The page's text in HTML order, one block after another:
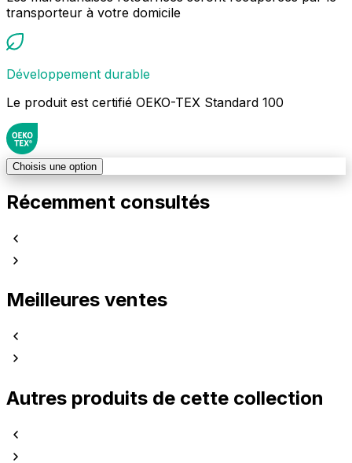
transporteur à votre domicile
Développement durable
Le produit est certifié OEKO-TEX Standard 100
Choisis une option
Récemment consultés
Meilleures ventes
Autres produits de cette collection